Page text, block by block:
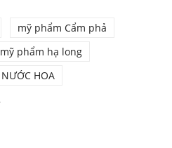
mỹ phẩm Cẩm phả
mỹ phẩm hạ long
NƯỚC HOA